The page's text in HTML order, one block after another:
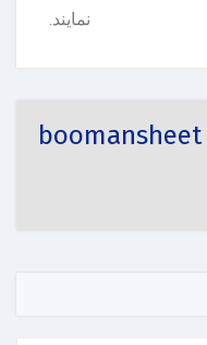
نمایند.
boomansheet